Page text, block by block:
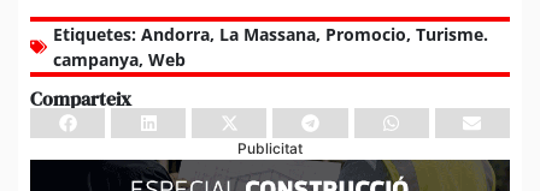
Etiquetes: Andorra, La Massana, Promocio, Turisme.
campanya, Web
Comparteix
Publicitat